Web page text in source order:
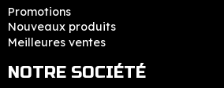
Promotions
Nouveaux produits
Meilleures ventes
NOTRE SOCIÉTÉ